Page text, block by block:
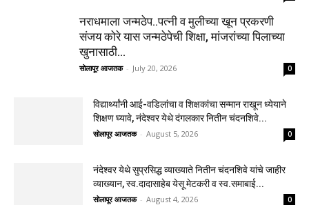
नराधमाला जन्मठेप..पत्नी व मुलीच्या खून प्रकरणी
संजय कोरे यास जन्मठेपेची शिक्षा, मांजरांच्या पिलाच्या
खुनासाठी...
सोलापूर आजतक - July 20, 2026 0
विद्यार्थ्यांनी आई-वडिलांचा व शिक्षकांचा सन्मान राखून ध्येयाने
शिक्षण घ्यावे, नंदेश्वर येथे दंगलकार नितीन चंदनशिवे...
सोलापूर आजतक - August 5, 2026 0
नंदेश्वर येथे सुप्रसिद्ध व्याख्याते नितीन चंदनशिवे यांचे जाहीर
व्याख्यान, स्व.दादासाहेब येसू मेटकरी व स्व.समाबाई...
सोलापूर आजतक - August 4, 2026 0